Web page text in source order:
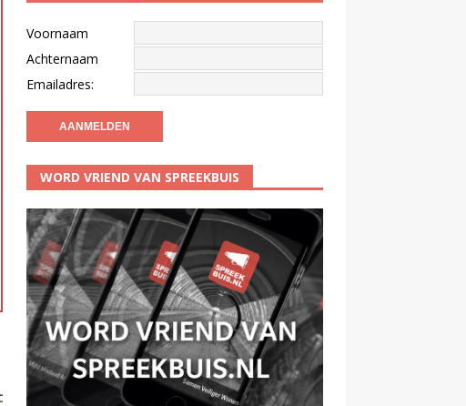
Voornaam
Achternaam
Emailadres:
WORD VRIEND VAN SPREEKBUIS